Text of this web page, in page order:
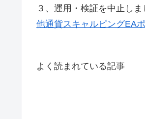
３、運用・検証を中止しま
他通貨スキャルピングEA
よく読まれている記事